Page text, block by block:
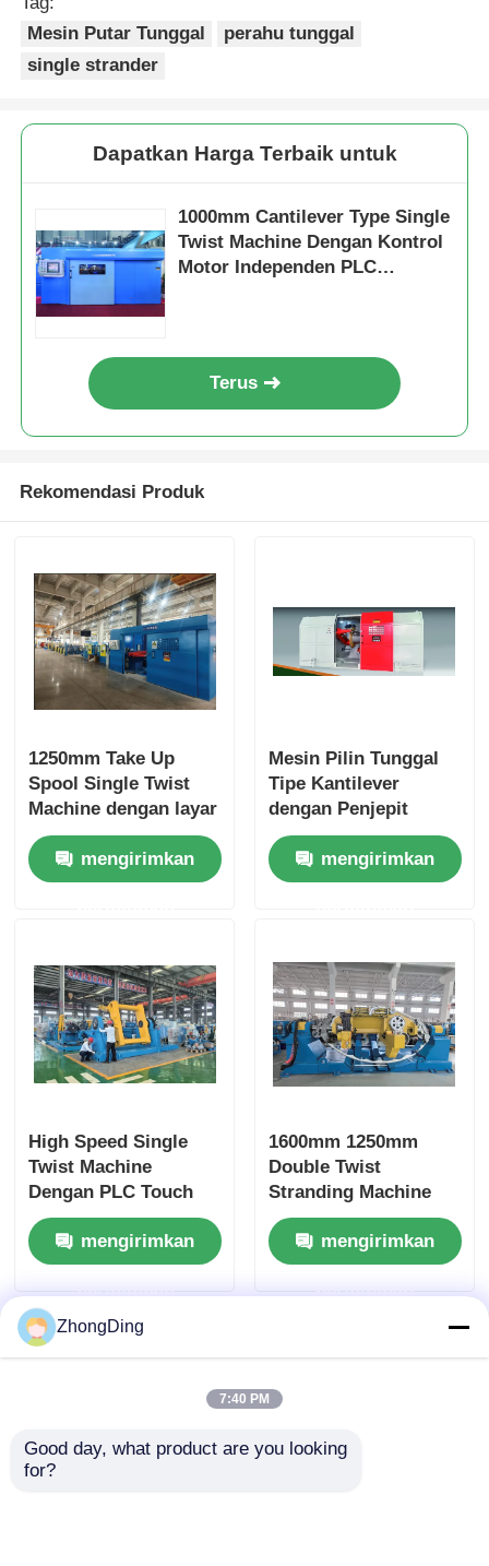
mesin penggulung kabel
mesin ekstrusi pengupasan
Mesin Putar Tunggal
perahu tunggal
single strander
Dapatkan Harga Terbaik untuk
1000mm Cantilever Type Single
Twist Machine Dengan Kontrol
Motor Independen PLC
Terus
Rekomendasi Produk
1250mm Take Up
Spool Single Twist
Machine dengan layar
sentuh kontrol PLC
mengirimkan
Mesin Pilin Tunggal
Tipe Kantilever
dengan Penjepit
Pemusatan Mandiri
Hidraulikmengirimkan
High Speed Single
Twist Machine
Dengan PLC Touch
Screen Control Dan
Carbon Fiber Rotary
Bow
mengirimkan
permintaan
1600mm 1250mm
Double Twist
Stranding Machine
Dengan Kontrol Layar
Sentuh PLCmengirimkan
permintaan
ZhongDing
7:40 PM
Good day, what product are you looking
for?